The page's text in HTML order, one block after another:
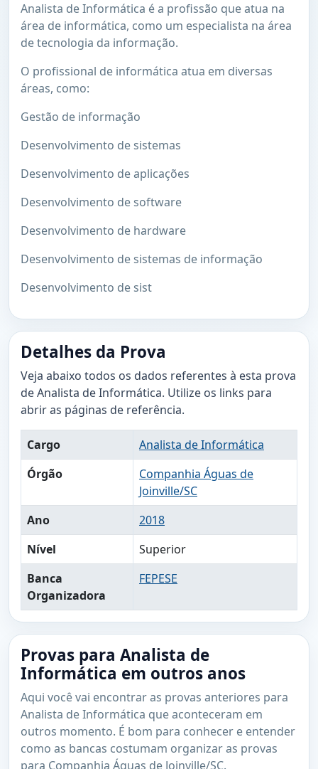
Analista de Informática é a profissão que atua na
área de informática, como um especialista na área
de tecnologia da informação.
O profissional de informática atua em diversas
áreas, como:
Gestão de informação
Desenvolvimento de sistemas
Desenvolvimento de aplicações
Desenvolvimento de software
Desenvolvimento de hardware
Desenvolvimento de sistemas de informação
Desenvolvimento de sist
Detalhes da Prova
Veja abaixo todos os dados referentes à esta prova
de Analista de Informática. Utilize os links para
abrir as páginas de referência.
Cargo
Analista de Informática
Órgão
Companhia Águas de
Joinville/SC
Ano
2018
Nível
Superior
Banca
Organizadora
FEPESE
Provas para Analista de
Informática em outros anos
Aqui você vai encontrar as provas anteriores para
Analista de Informática que aconteceram em
outros momento. É bom para conhecer e entender
como as bancas costumam organizar as provas
para Companhia Águas de Joinville/SC.